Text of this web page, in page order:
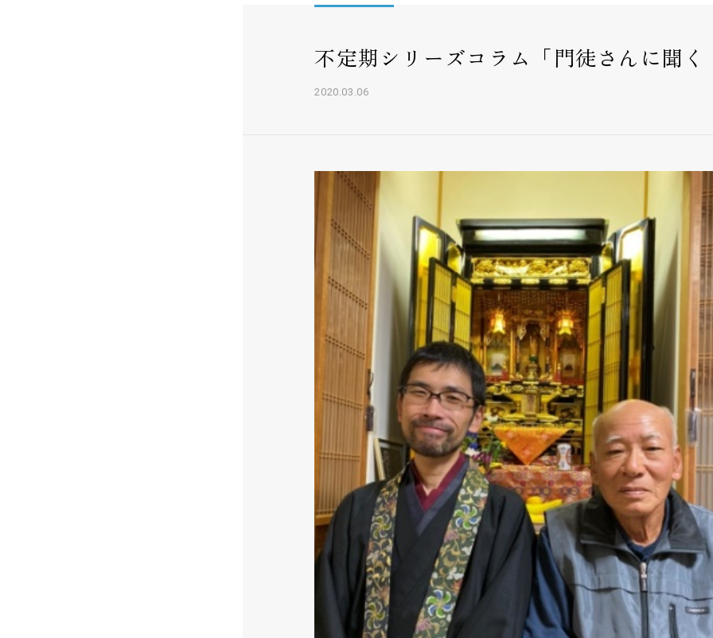
不定期シリーズコラム「門徒さんに聞く
2020.03.06